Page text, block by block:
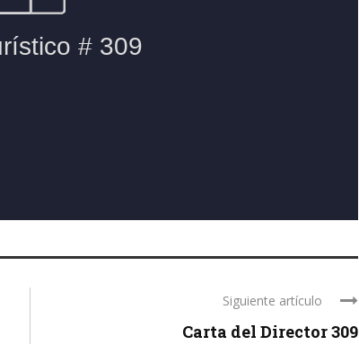
Siguiente artículo
Carta del Director 309